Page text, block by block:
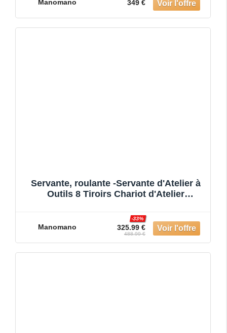
Manomano 349 €
Servante, roulante -Servante d'Atelier à
Outils 8 Tiroirs Chariot d'Atelier
Manomano 325.99 €
-33%
488.99 €